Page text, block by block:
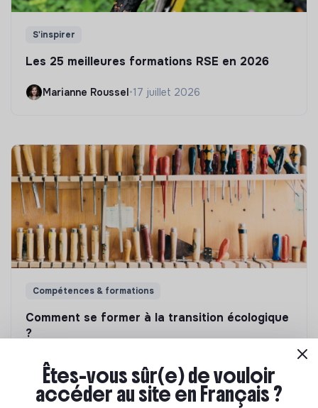
S'inspirer
Les 25 meilleures formations RSE en 2026
Marianne Roussel•17 juillet 2026
Compétences & formations
Comment se former à la transition écologique
?
Marianne Roussel 09 janvier 2024
Êtes-vous sûr(e) de vouloir
accéder au site en Français ?